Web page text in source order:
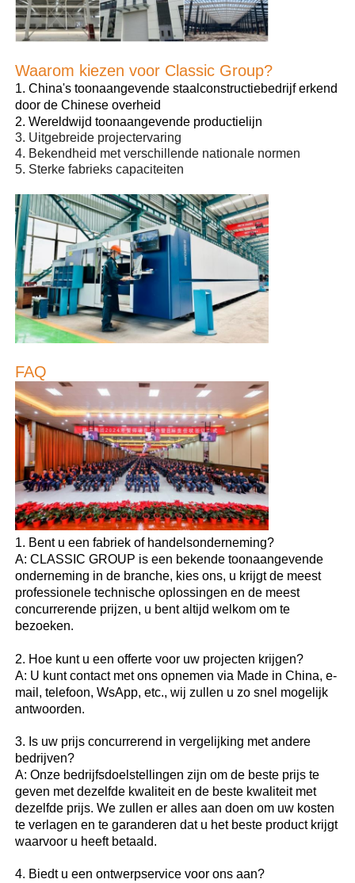
Pluimveestal met stalen structuur
Staalconstructie met meerdere verdiepingen
Industriële staalconstructie
Commerciële staalstructuur
Voorgefabriceerde staalconstructie
Waarom kiezen voor Classic Group?
1. China's toonaangevende staalconstructiebedrijf erkend
door de Chinese overheid
2. Wereldwijd toonaangevende productielijn
3. Uitgebreide projectervaring
4. Bekendheid met verschillende nationale normen
5. Sterke fabrieks capaciteiten
FAQ
1. Bent u een fabriek of handelsonderneming?
A: CLASSIC GROUP is een bekende toonaangevende
onderneming in de branche, kies ons, u krijgt de meest
professionele technische oplossingen en de meest
concurrerende prijzen, u bent altijd welkom om te
bezoeken.
2. Hoe kunt u een offerte voor uw projecten krijgen?
A: U kunt contact met ons opnemen via Made in China, e-
mail, telefoon, WsApp, etc., wij zullen u zo snel mogelijk
antwoorden.
3. Is uw prijs concurrerend in vergelijking met andere
bedrijven?
A: Onze bedrijfsdoelstellingen zijn om de beste prijs te
geven met dezelfde kwaliteit en de beste kwaliteit met
dezelfde prijs. We zullen er alles aan doen om uw kosten
te verlagen en te garanderen dat u het beste product krijgt
waarvoor u heeft betaald.
4. Biedt u een ontwerpservice voor ons aan?